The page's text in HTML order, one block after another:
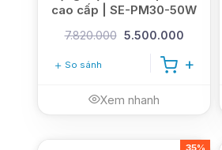
cao cấp | SE-PM30-50W
7.820.000 5.500.000
So sánh
Xem nhanh
35%